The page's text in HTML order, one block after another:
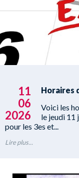
11
06
2026
Horaires
Voici les
le jeudi 11
pour les 3es et...
Lire plus...